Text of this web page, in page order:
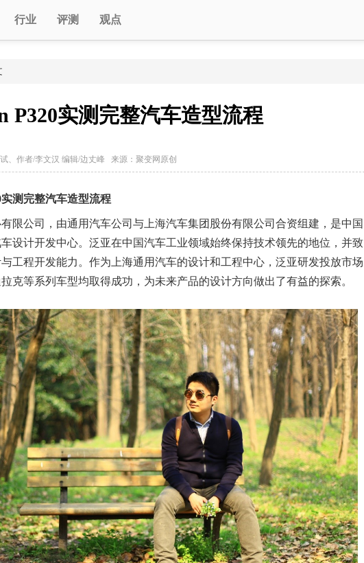
行业 评测 观点
P320实测完整汽车造型流程
、作者/李文汉 编辑/边丈峰 来源：聚变网原创
实测完整汽车造型流程
公司，由通用汽车公司与上海汽车集团股份有限公司合资组建，是中国
设计开发中心。泛亚在中国汽车工业领域始终保持技术领先的地位，并致
工程开发能力。作为上海通用汽车的设计和工程中心，泛亚研发投放市场
克等系列车型均取得成功，为未来产品的设计方向做出了有益的探索。